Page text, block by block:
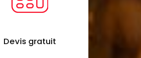
Devis gratuit